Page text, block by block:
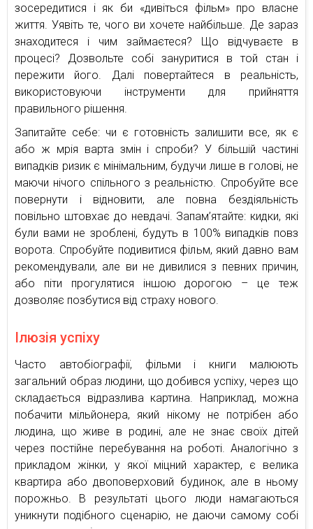
зосередитися і як би «дивіться фільм» про власне
життя. Уявіть те, чого ви хочете найбільше. Де зараз
знаходитеся і чим займаєтеся? Що відчуваєте в
процесі? Дозвольте собі зануритися в той стан і
пережити його. Далі повертайтеся в реальність,
використовуючи інструменти для прийняття
правильного рішення.
Запитайте себе: чи є готовність залишити все, як є
або ж мрія варта змін і спроби? У більшій частині
випадків ризик є мінімальним, будучи лише в голові, не
маючи нічого спільного з реальністю. Спробуйте все
повернути і відновити, але повна бездіяльність
повільно штовхає до невдачі. Запам’ятайте: кидки, які
були вами не зроблені, будуть в 100% випадків повз
ворота. Спробуйте подивитися фільм, який давно вам
рекомендували, але ви не дивилися з певних причин,
або піти прогулятися іншою дорогою – це теж
дозволяє позбутися від страху нового.
Ілюзія успіху
Часто автобіографії, фільми і книги малюють
загальний образ людини, що добився успіху, через що
складається відразлива картина. Наприклад, можна
побачити мільйонера, який нікому не потрібен або
людина, що живе в родині, але не знає своїх дітей
через постійне перебування на роботі. Аналогічно з
прикладом жінки, у якої міцний характер, є велика
квартира або двоповерховий будинок, але в ньому
порожньо. В результаті цього люди намагаються
уникнути подібного сценарію, не даючи самому собі